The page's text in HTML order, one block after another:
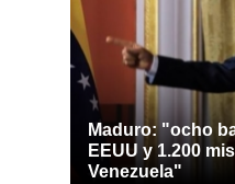
Maduro: "ocho
EEUU y 1.200
Venezuela"